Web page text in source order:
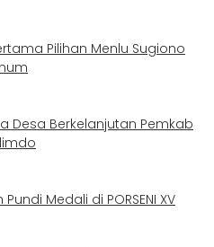
Pilihan Menlu Sugiono
Desa Berkelanjutan Pemkab
Medali di PORSENI XV